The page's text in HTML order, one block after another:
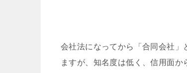
会社法になってから「合同会社」
ますが、知名度は低く、信用面